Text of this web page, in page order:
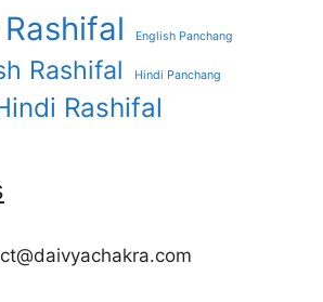
English Panchang
Rashifal Hindi Panchang
Rashifal